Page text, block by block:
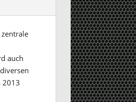
zentrale
auch
2013